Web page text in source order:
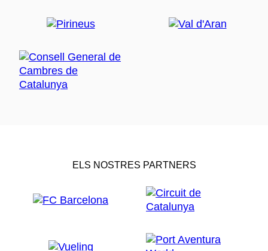
ELS NOSTRES PARTNERS